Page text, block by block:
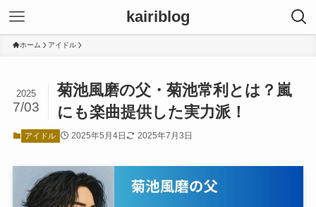
kairiblog
ホーム アイドル
菊池風磨の父・菊池常利とは？嵐
にも楽曲提供した実力派！
2025
7/03
アイドル 2025年5月4日 2025年7月3日